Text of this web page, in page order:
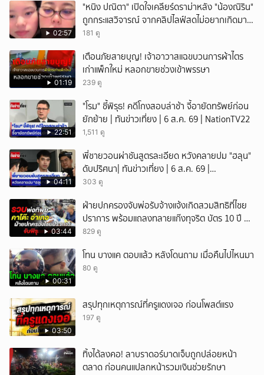
02:57
"หนิง ปณิตา" เปิดใจเคลียร์ดราม่าหลัง "น้องณิริน"
ถูกกระแสวิจารณ์ จากคลิปไลฟ์สดไม่อยากเกิดมา
หน้าเหมือนพ่อ
181 ดู
01:19
เตือนภัยสายบุญ! เจ้าอาวาสแฉขบวนการผ้าไตร
เก่าแพ็กใหม่ หลอกขายช่วงเข้าพรรษา
239 ดู
22:51
"โรม" ชี้พิรุธ! คดีโกงสอบล่าช้า จี้อายัดทรัพย์ก่อน
ยักย้าย | ทันข่าวเที่ยง | 6 ส.ค. 69 | NationTV22
1,511 ดู
04:11
พี่ชายวอนผ่าชันสูตรละเอียด หวังคลายปม "ฮลุน"
ดับปริศนา| ทันข่าวเที่ยง | 6 ส.ค. 69 |
NationTV22
303 ดู
03:44
ฝ่ายปกครองจับพ่อรับจ้างแจ้งเกิดสวมสิทธิที่ไชย
ปราการ พร้อมแถลงทลายแก๊งทุจริต บัตร 10 ปี ที่
แม่สอด
829 ดู
00:31
โทน บางแค ตอบแล้ว หลังโดนถาม เมื่อคืนไปไหนมา
80 ดู
03:50
สรุปทุกเหตุการณ์ที่ครูแดงเจอ ก่อนโพสต์แรง
197 ดู
ทิ้งได้ลงคอ! ลาบราดอร์บาดเจ็บถูกปล่อยหน้า
ตลาด ก่อนคนแปลกหน้ารวมเงินช่วยรักษา